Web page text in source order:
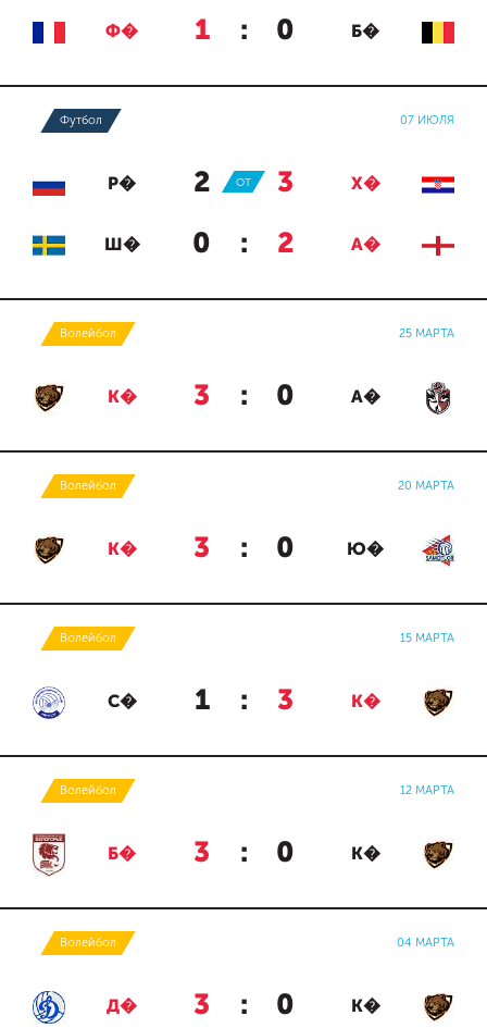
Ф� 1 : 0 Б�
Футбол 07 ИЮЛЯ
Р� 2 : 3 Х�
ОТ
Ш� 0 : 2 А�
Волейбол 25 МАРТА
К� 3 : 0 А�
Волейбол 20 МАРТА
К� 3 : 0 Ю�
Волейбол 15 МАРТА
С� 1 : 3 К�
Волейбол 12 МАРТА
Б� 3 : 0 К�
Волейбол 04 МАРТА
Д� 3 : 0 К�